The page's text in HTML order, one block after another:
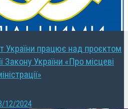
України працює над проєктом
Закону України «Про місцеві
12/2024